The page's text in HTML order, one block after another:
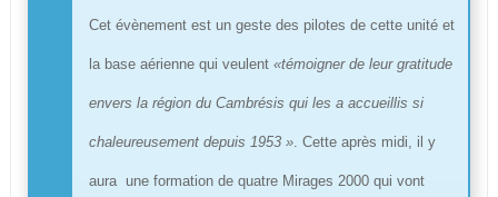
Cet évènement est un geste des pilotes de cette unité et
la base aérienne qui veulent «témoigner de leur gratitude
envers la région du Cambrésis qui les a accueillis si
chaleureusement depuis 1953 ». Cette après midi, il y
aura une formation de quatre Mirages 2000 qui vont